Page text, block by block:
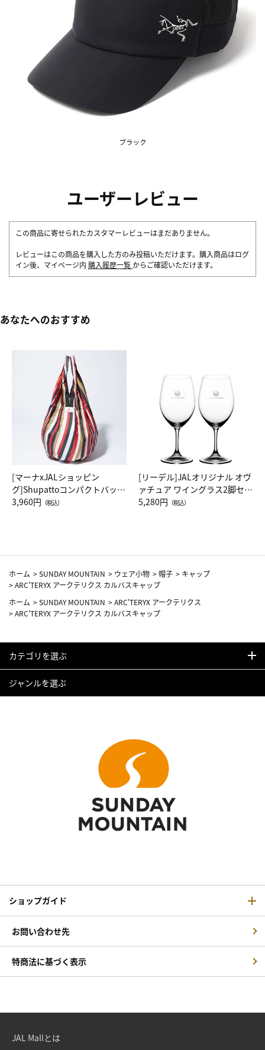
ユーザーレビュー
この商品に寄せられたカスタマーレビューはまだありません。
レビューはこの商品を購入した方のみ投稿いただけます。購入商品はログ
イン後、マイページ内 購入履歴一覧 からご確認いただけます。
あなたへのおすすめ
[マーナxJALショッピン
グ]Shupattoコンパクトバッグ
Drop JAL客室乗務員（LC）ス
3,960円 （税込）
[リーデル]JALオリジナル オヴ
ァチュア ワイングラス2脚セッ
ト（レッドワイン）
5,280円 （税込）
ホーム >SUNDAY MOUNTAIN > ウェア小物 >帽子 > キャップ
>ARC'TERYX アークテリクス カルバスキャップ
ホーム >SUNDAY MOUNTAIN >ARC'TERYX アークテリクス
>ARC'TERYX アークテリクス カルバスキャップ
カテゴリを選ぶ
ジャンルを選ぶ
ショップガイド
お問い合わせ先
特商法に基づく表示
JAL Mallとは